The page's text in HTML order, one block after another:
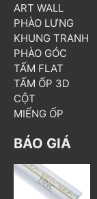
ART WALL
PHÀO LƯNG
KHUNG TRANH
PHÀO GÓC
TẤM FLAT
TẤM ỐP 3D
CỘT
MIẾNG ỐP
BÁO GIÁ